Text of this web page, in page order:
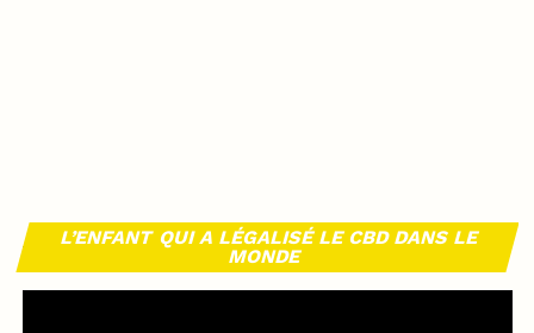
L’ENFANT QUI A LÉGALISÉ LE CBD DANS LE
MONDE